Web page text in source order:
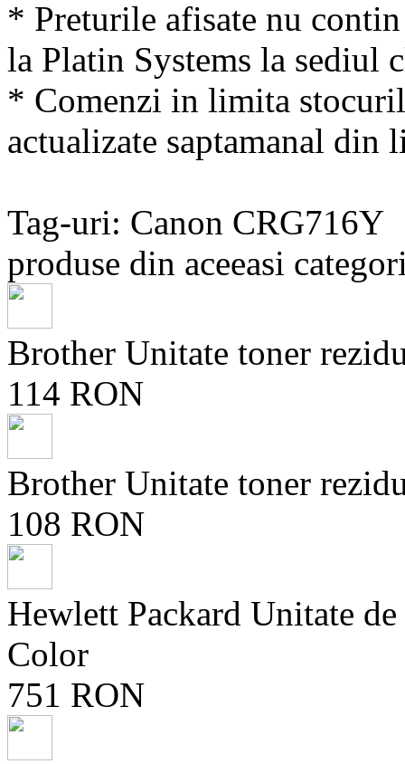
* Preturile afisate nu
la Platin Systems la sediul
* Comenzi in limita
actualizate saptamanal
Tag-uri: Canon CRG716Y
produse din aceeasi
Brother Unitate toner
114 RON
Brother Unitate toner
108 RON
Hewlett Packard Unitate
Color
751 RON